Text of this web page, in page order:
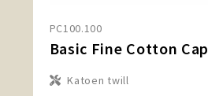
PC100.100
Basic Fine Cotton Cap
Katoen twill